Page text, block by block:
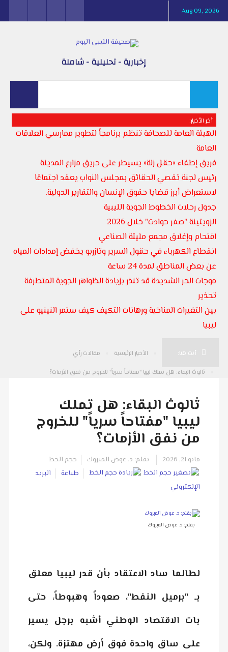
Aug 09, 2026
إخبارية - تحليلية - شاملة
أخر الأخبار:
الهيئة العامة للصحافة تنظم برنامجاً لتطوير ممارسي العلاقات
العامة
فريق إطفاء «حقل زلة» يسيطر على حريق مزارع المدينة
رئيس لجنة تقصي الحقائق بمجلس النواب يعقد اجتماعًا
لاستعراض أبرز قضايا حقوق الإنسان والتقارير الدولية.
جدول رحلات الخطوط الجوية الليبية
الزويتينة "صفر حوادث" خلال 2026
اقتحام وإغلاق مجمع مليتة الصناعي
انقطاع الكهرباء في حقول السرير وتازربو يخفض إمدادات المياه
عن بعض المناطق لمدة 24 ساعة
موجات الحر الشديدة قد تنذر بزيادة الظواهر الجوية المتطرفة
تحذير
بين التغيرات المناخية ورهانات التكيف كيف ستمر النينيو على
ليبيا
أنت هنا: الأخبار الرئيسية
مقالات رأي
ثالوث البقاء: هل تملك ليبيا "مفتاحاً سرياً" للخروج من نفق الأزمات؟
ثالوث البقاء: هل تملك
ليبيا "مفتاحاً سرياً" للخروج
من نفق الأزمات؟
مايو 21, 2026 بقلم: د. عوض المبروك
حجم الخط
طباعة
البريد
الإلكتروني
بقلم: د. عوض المبروك
لطالما ساد الاعتقاد بأن قدر ليبيا معلق
بـ "برميل النفط"، صعوداً وهبوطاً، حتى
بات الاقتصاد الوطني أشبه برجل يسير
على ساق واحدة فوق أرض مهتزة. ولكن،